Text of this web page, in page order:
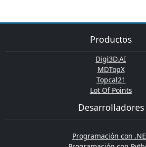
Productos
Digi3D.AI
MDTopX
Topcal21
Lot Of Points
Desarrolladores
Programación con